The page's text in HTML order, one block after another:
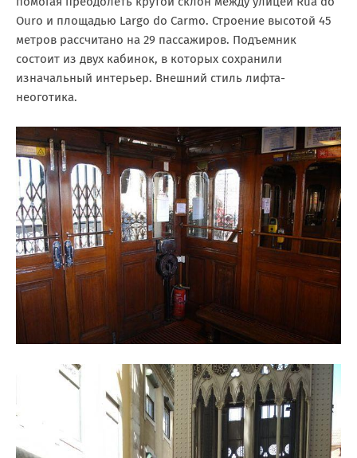
Ouro и площадью Largo do Carmo. Строение высотой 45
метров рассчитано на 29 пассажиров. Подъемник
состоит из двух кабинок, в которых сохранили
изначальный интерьер. Внешний стиль лифта-
неоготика.